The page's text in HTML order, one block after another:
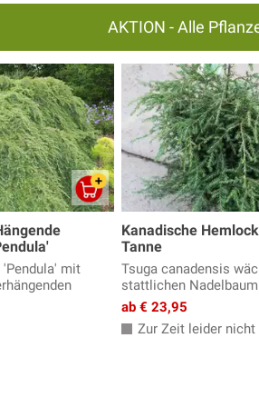
AKTION - Alle
'Pendula' mit
Kanadische
Tanne
Tsuga canadensis
stattlichen
ab € 23,95
Zur Zeit leider